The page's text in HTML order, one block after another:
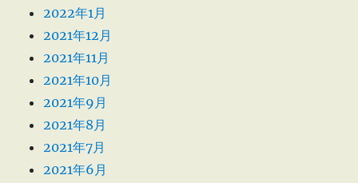
2022年1月
2021年12月
2021年11月
2021年10月
2021年9月
2021年8月
2021年7月
2021年6月